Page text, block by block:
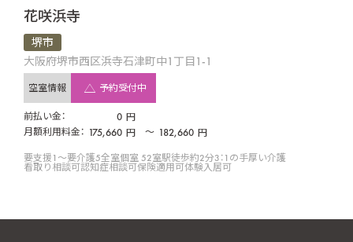
花咲浜寺
堺市
大阪府堺市西区浜寺石津町中1丁目1-1
空室情報 予約受付中
前払い金： 0 円
月額利用料金： 175,660 円 〜 182,660 円
要支援1〜要介護5全室個室 52室駅徒歩約2分3：1の手厚い介護
看取り相談可認知症相談可保険適用可体験入居可